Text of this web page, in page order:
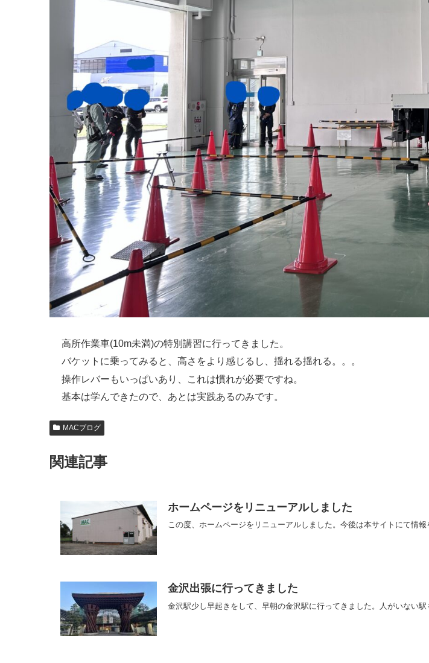
高所作業車(10m未満)の特別講習に行ってきました。
バケットに乗ってみると、高さをより感じるし、揺れる揺れる。。。
操作レバーもいっぱいあり、これは慣れが必要ですね。
基本は学んできたので、あとは実践あるのみです。
MACブログ
関連記事
ホームページをリニューアルしました
この度、ホームページをリニューアルしました。今後は本サイトにて情
金沢出張に行ってきました
金沢駅少し早起きをして、早朝の金沢駅に行ってきました。人がいない駅